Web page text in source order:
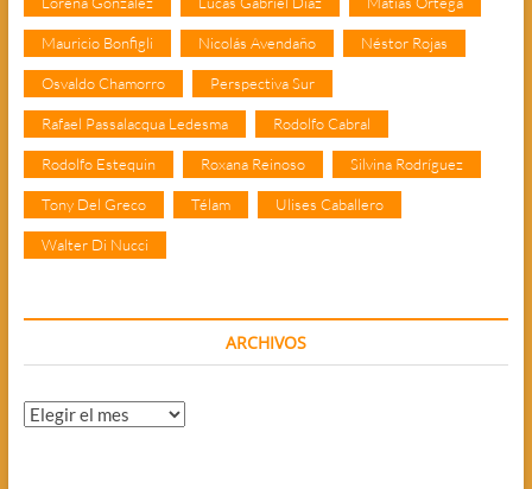
Mauricio Bonfigli Nicolás Avendaño Néstor Rojas
Osvaldo Chamorro Perspectiva Sur
Rafael Passalacqua Ledesma Rodolfo Cabral
Rodolfo Estequin Roxana Reinoso Silvina Rodríguez
Tony Del Greco Télam Ulises Caballero
Walter Di Nucci
ARCHIVOS
Archivos